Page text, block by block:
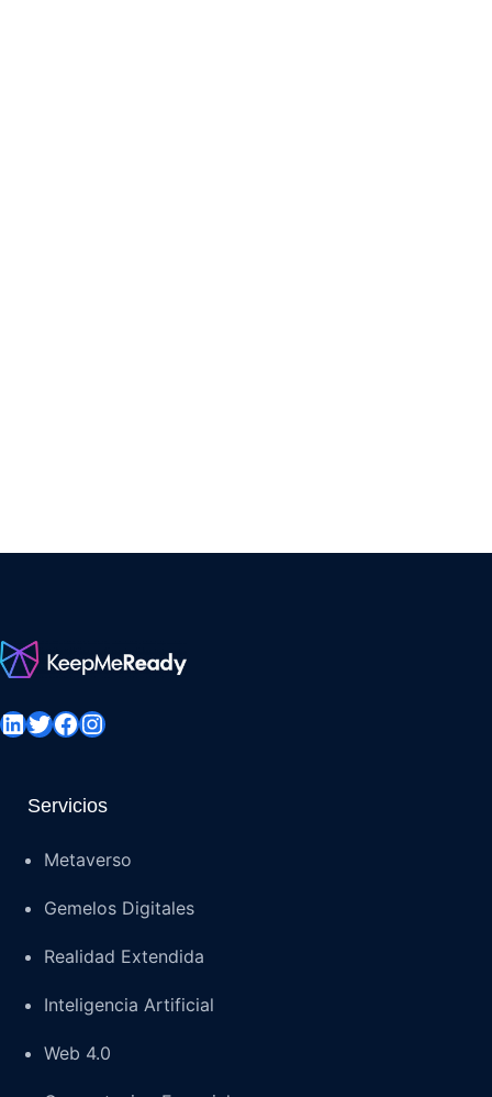
LinkedIn Twitter Facebook Instagram
Servicios
Metaverso
Gemelos Digitales
Realidad Extendida
Inteligencia Artificial
Web 4.0